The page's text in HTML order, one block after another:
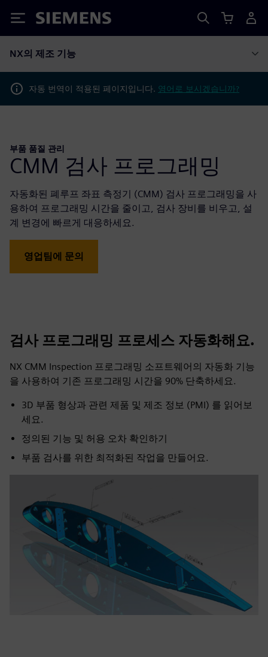
Siemens
NX의 제조 기능
자동 번역이 적용된 페이지입니다. 영어로 보시겠습니까?
부품 품질 관리
CMM 검사 프로그래밍
자동화된 폐루프 좌표 측정기 (CMM) 검사 프로그래밍을 사
용하여 프로그래밍 시간을 줄이고, 검사 장비를 비우고, 설
계 변경에 빠르게 대응하세요.
영업팀에 문의
검사 프로그래밍 프로세스 자동화해요.
NX CMM Inspection 프로그래밍 소프트웨어의 자동화 기능
을 사용하여 기존 프로그래밍 시간을 90% 단축하세요.
3D 부품 형상과 관련 제품 및 제조 정보 (PMI) 를 읽어보
세요.
정의된 기능 및 허용 오차 확인하기
부품 검사를 위한 최적화된 작업을 만들어요.